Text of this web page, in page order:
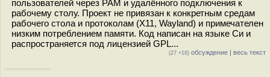
пользователей через PAM и удалённого подключения к
рабочему столу. Проект не привязан к конкретным средам
рабочего стола и протоколам (X11, Wayland) и примечателен
низким потреблением памяти. Код написан на языке Си и
распространяется под лицензией GPL...
(27 +16) обсуждение | весь текст